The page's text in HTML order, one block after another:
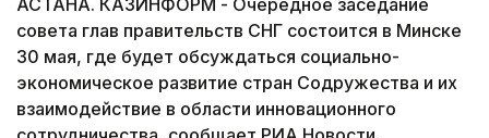
АСТАНА. КАЗИНФОРМ - Очередное заседание
совета глав правительств СНГ состоится в Минске
30 мая, где будет обсуждаться социально-
экономическое развитие стран Содружества и их
взаимодействие в области инновационного